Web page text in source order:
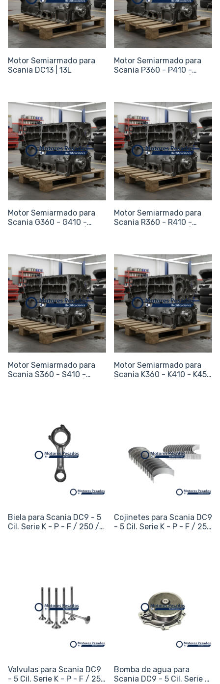
Motor Semiarmado para
Scania DC13 | 13L
Motor Semiarmado para
Scania P360 - P410 -
Motor Semiarmado para
Scania G360 - G410 -
Motor Semiarmado para
Scania R360 - R410 -
Motor Semiarmado para
Scania S360 - S410 -
Motor Semiarmado para
Scania K360 - K410 - K450
Biela para Scania DC9 - 5
Cil. Serie K - P - F / 250 /
Cojinetes para Scania DC9
- 5 Cil. Serie K - P - F / 250
Valvulas para Scania DC9
- 5 Cil. Serie K - P - F / 250
Bomba de agua para
Scania DC9 - 5 Cil. Serie K